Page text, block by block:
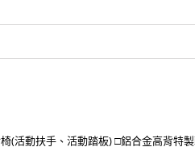
(活動扶手、活動踏板) □鋁合金高背特